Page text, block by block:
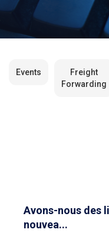
Events
Freight
Forwarding
Avons-nous des
nouvea...